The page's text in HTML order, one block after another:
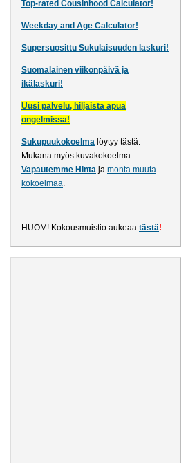
Top-rated Cousinhood Calculator!
Weekday and Age Calculator!
Supersuosittu Sukulaisuuden laskuri!
Suomalainen viikonpäivä ja
ikälaskuri!
Uusi palvelu, hiljaista apua
ongelmissa!
Sukupuukokoelma löytyy tästä.
Mukana myös kuvakokoelma
Vapautemme Hinta ja monta muuta
kokoelmaa.
HUOM! Kokousmuistio aukeaa tästä!